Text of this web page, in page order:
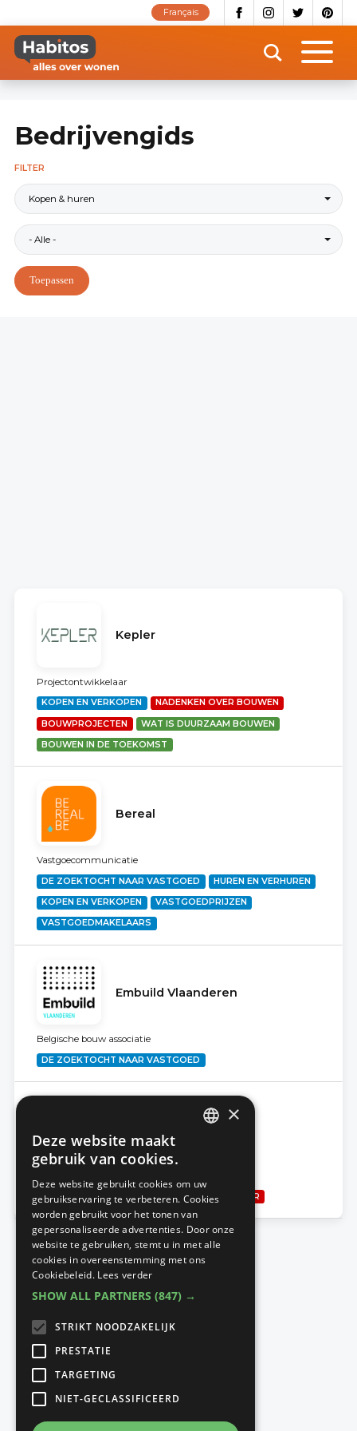
naar
inhoud
gaan
Français
Bedrijvengids
FILTER
Kopen & huren
- Alle -
Kepler
Projectontwikkelaar
KOPEN EN VERKOPEN NADENKEN OVER BOUWEN
BOUWPROJECTEN WAT IS DUURZAAM BOUWEN
BOUWEN IN DE TOEKOMST
Bereal
Vastgoecommunicatie
DE ZOEKTOCHT NAAR VASTGOED HUREN EN VERHUREN
KOPEN EN VERKOPEN VASTGOEDPRIJZEN
VASTGOEDMAKELAARS
Embuild Vlaanderen
Belgische bouw associatie
DE ZOEKTOCHT NAAR VASTGOED
KOPEN EN VERKOPEN SLEUTEL-OP-DE-DEUR
×
Deze website maakt
gebruik van cookies.
Deze website gebruikt cookies om uw
gebruikservaring te verbeteren. Cookies
worden gebruikt voor het tonen van
gepersonaliseerde advertenties. Door onze
website te gebruiken, stemt u in met alle
cookies in overeenstemming met ons
Cookiebeleid. Lees verder
SHOW ALL PARTNERS (847) →
STRIKT NOODZAKELIJK
PRESTATIE
TARGETING
NIET-GECLASSIFICEERD